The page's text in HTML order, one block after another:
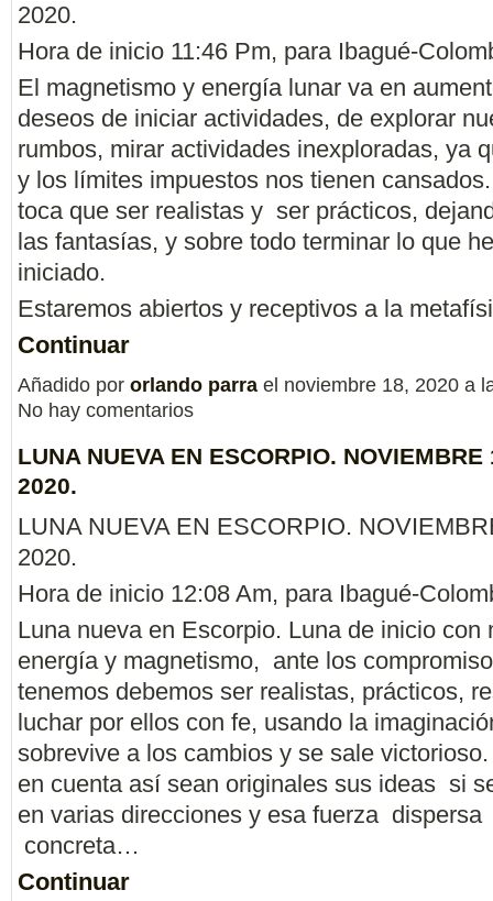
2020.
Hora de inicio 11:46 Pm, para Ibagué-
El magnetismo y energía lunar va en
deseos de iniciar actividades, de explorar
rumbos, mirar actividades inexploradas, ya
y los límites impuestos nos tienen
toca que ser realistas y ser prácticos,
las fantasías, y sobre todo terminar lo que
iniciado.
Estaremos abiertos y receptivos a la
Continuar
Añadido por orlando parra el noviembre 18, 2020 a
No hay comentarios
LUNA NUEVA EN ESCORPIO. NOVIEMBRE
2020.
LUNA NUEVA EN ESCORPIO.
2020.
Hora de inicio 12:08 Am, para Ibagué-
Luna nueva en Escorpio. Luna de inicio con
energía y magnetismo, ante los
tenemos debemos ser realistas, prácticos,
luchar por ellos con fe, usando la
sobrevive a los cambios y se sale
en cuenta así sean originales sus ideas si
en varias direcciones y esa fuerza dispersa
concreta…
Continuar